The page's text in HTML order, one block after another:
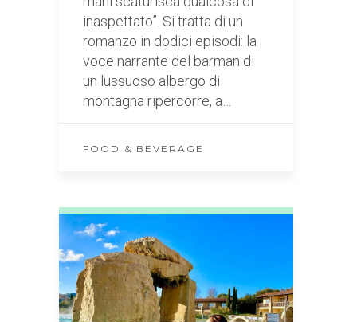
inaspettato”. Si tratta di un
romanzo in dodici episodi: la
voce narrante del barman di
un lussuoso albergo di
montagna ripercorre, a…
FOOD & BEVERAGE